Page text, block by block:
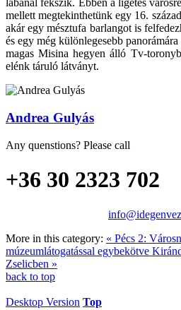
lábánál fekszik. Ebben a ligetes
mellett megtekinthetünk egy 16.
akár egy mésztufa barlangot is
és egy még különlegesebb
magas Misina hegyen álló Tv-
elénk táruló látványt.
Andrea Gulyás
Any quenstions? Please call
+36 30 2323 702
More in this category: « Pécs 2:
múzeumlátogatással egybekötve
Zselicben »
back to top
Desktop Version Top